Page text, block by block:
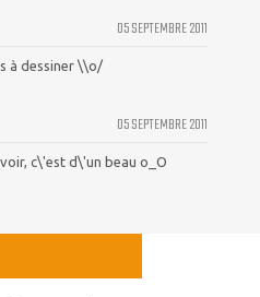
05 SEPTEMBRE 2011
à dessiner \\o/
05 SEPTEMBRE 2011
c\'est d\'un beau o_O